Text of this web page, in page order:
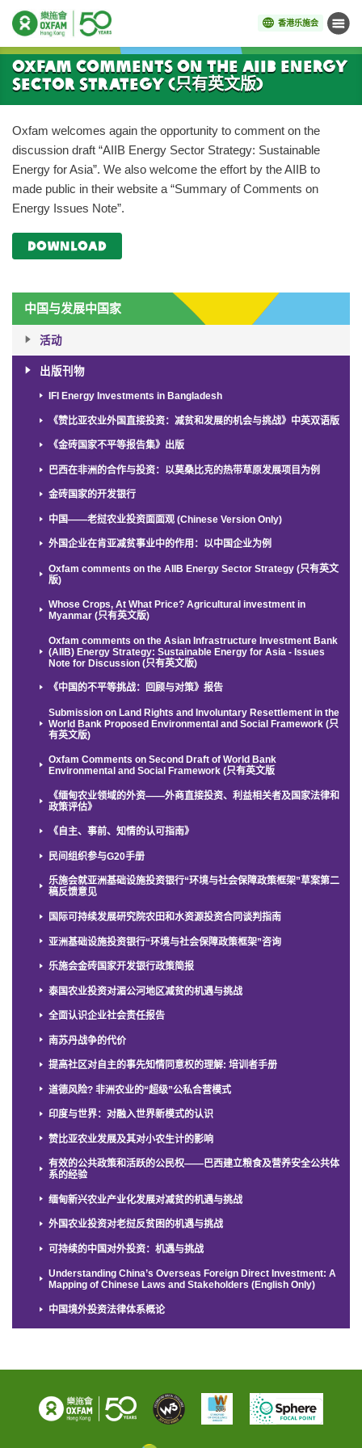
香港乐施会 菜单
开始主要内容
Oxfam comments on the AIIB Energy
Sector Strategy (只有英文版)
中国与发展中国家
活动
出版刊物
IFI Energy Investments in Bangladesh
《赞比亚农业外国直接投资：减贫和发展的机会与挑战》中英双语版
《金砖国家不平等报告集》出版
巴西在非洲的合作与投资：以莫桑比克的热带草原发展项目为例
金砖国家的开发银行
中国——老挝农业投资面面观 (Chinese Version Only)
外国企业在肯亚减贫事业中的作用：以中国企业为例
Oxfam comments on the AIIB Energy Sector Strategy (只有英文
版)
Whose Crops, At What Price? Agricultural investment in
Myanmar (只有英文版)
Oxfam comments on the Asian Infrastructure Investment Bank
(AIIB) Energy Strategy: Sustainable Energy for Asia - Issues
Note for Discussion (只有英文版)
《中国的不平等挑战：回顾与对策》报告
Submission on Land Rights and Involuntary Resettlement in the
World Bank Proposed Environmental and Social Framework (只
有英文版)
Oxfam Comments on Second Draft of World Bank
Environmental and Social Framework (只有英文版
《缅甸农业领域的外资——外商直接投资、利益相关者及国家法律和
政策评估》
《自主、事前、知情的认可指南》
民间组织参与G20手册
乐施会就亚洲基础设施投资银行“环境与社会保障政策框架”草案第二
稿反馈意见
国际可持续发展研究院农田和水资源投资合同谈判指南
亚洲基础设施投资银行“环境与社会保障政策框架”咨询
乐施会金砖国家开发银行政策简报
泰国农业投资对湄公河地区减贫的机遇与挑战
全面认识企业社会责任报告
南苏丹战争的代价
提高社区对自主的事先知情同意权的理解: 培训者手册
道德风险? 非洲农业的“超级”公私合营模式
印度与世界：对融入世界新模式的认识
赞比亚农业发展及其对小农生计的影响
有效的公共政策和活跃的公民权——巴西建立粮食及营养安全公共体
系的经验
缅甸新兴农业产业化发展对减贫的机遇与挑战
外国农业投资对老挝反贫困的机遇与挑战
可持续的中国对外投资：机遇与挑战
Understanding China’s Overseas Foreign Direct Investment: A
Mapping of Chinese Laws and Stakeholders (English Only)
中国境外投资法律体系概论
Oxfam welcomes again the opportunity to comment on the
discussion draft “AIIB Energy Sector Strategy: Sustainable
Energy for Asia”. We also welcome the effort by the AIIB to
made public in their website a “Summary of Comments on
Energy Issues Note”.
download